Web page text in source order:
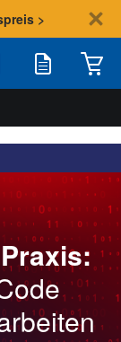
>
Merkliste